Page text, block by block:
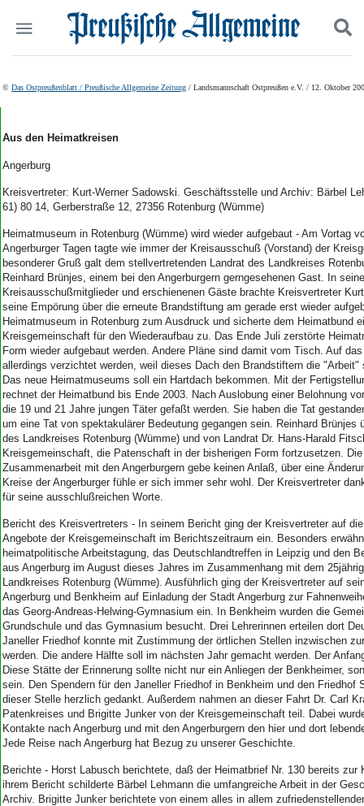
Start
Wer wir sind
Aktuelle Ausgabe
Abonnenten-Login
Abonnent werden
Abo Prämien
Archiv
Mediadaten
Politik
Geschichte
Ostpreußen
Pommern
Berlin-Brandenburg
Schlesien
Danzig und Westpreußen
Bücher
Kontakt
Impressum
Datenschutz
Suchen und finden
© Das Ostpreußenblatt / Preußische Allgemeine Zeitung / Landsmannschaft Ostpreußen e.V. / 12. Oktober
Aus den Heimatkreisen
Angerburg
Kreisvertreter: Kurt-Werner Sadowski. Geschäftsstelle und Archiv: Bärbel
61) 80 14, Gerberstraße 12, 27356 Rotenburg (Wümme)
Heimatmuseum in Rotenburg (Wümme) wird wieder aufgebaut - Am Vortag
Angerburger Tagen tagte wie immer der Kreisausschuß (Vorstand) der
besonderer Gruß galt dem stellvertretenden Landrat des Landkreises
Reinhard Brünjes, einem bei den Angerburgern gerngesehenen Gast. In
Kreisausschußmitglieder und erschienenen Gäste brachte Kreisvertreter
seine Empörung über die erneute Brandstiftung am gerade erst wieder
Heimatmuseum in Rotenburg zum Ausdruck und sicherte dem Heimatbund
Kreisgemeinschaft für den Wiederaufbau zu. Das Ende Juli zerstörte
Form wieder aufgebaut werden. Andere Pläne sind damit vom Tisch. Auf
allerdings verzichtet werden, weil dieses Dach den Brandstiftern die "Arbeit"
Das neue Heimatmuseums soll ein Hartdach bekommen. Mit der
rechnet der Heimatbund bis Ende 2003. Nach Auslobung einer Belohnung
die 19 und 21 Jahre jungen Täter gefaßt werden. Sie haben die Tat
um eine Tat von spektakulärer Bedeutung gegangen sein. Reinhard Brünjes
des Landkreises Rotenburg (Wümme) und von Landrat Dr. Hans-Harald
Kreisgemeinschaft, die Patenschaft in der bisherigen Form fortzusetzen.
Zusammenarbeit mit den Angerburgern gebe keinen Anlaß, über eine
Kreise der Angerburger fühle er sich immer sehr wohl. Der Kreisvertreter
für seine ausschlußreichen Worte.
Bericht des Kreisvertreters - In seinem Bericht ging der Kreisvertreter auf
Angebote der Kreisgemeinschaft im Berichtszeitraum ein. Besonders
heimatpolitische Arbeitstagung, das Deutschlandtreffen in Leipzig und den
aus Angerburg im August dieses Jahres im Zusammenhang mit dem
Landkreises Rotenburg (Wümme). Ausführlich ging der Kreisvertreter auf
Angerburg und Benkheim auf Einladung der Stadt Angerburg zur
das Georg-Andreas-Helwing-Gymnasium ein. In Benkheim wurden die
Grundschule und das Gymnasium besucht. Drei Lehrerinnen erteilen dort
Janeller Friedhof konnte mit Zustimmung der örtlichen Stellen inzwischen
werden. Die andere Hälfte soll im nächsten Jahr gemacht werden. Der
Diese Stätte der Erinnerung sollte nicht nur ein Anliegen der Benkheimer,
sein. Den Spendern für den Janeller Friedhof in Benkheim und den Friedhof
dieser Stelle herzlich gedankt. Außerdem nahmen an dieser Fahrt Dr. Carl
Patenkreises und Brigitte Junker von der Kreisgemeinschaft teil. Dabei
Kontakte nach Angerburg und mit den Angerburgern den hier und dort
Jede Reise nach Angerburg hat Bezug zu unserer Geschichte.
Berichte - Horst Labusch berichtete, daß der Heimatbrief Nr. 130 bereits zur
ihrem Bericht schilderte Bärbel Lehmann die umfangreiche Arbeit in der
Archiv. Brigitte Junker berichtete von einem alles in allem